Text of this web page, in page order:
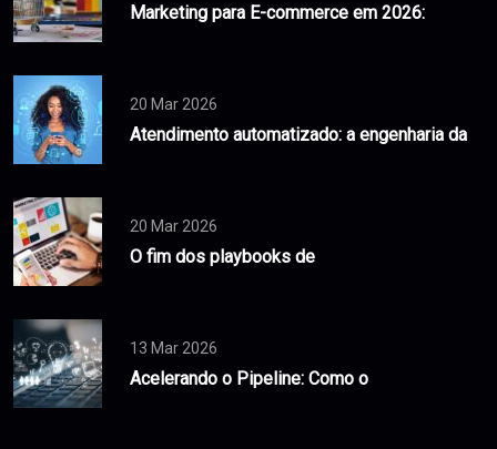
Marketing para E-commerce em 2026:
20 Mar 2026
Atendimento automatizado: a engenharia da
20 Mar 2026
O fim dos playbooks de
13 Mar 2026
Acelerando o Pipeline: Como o